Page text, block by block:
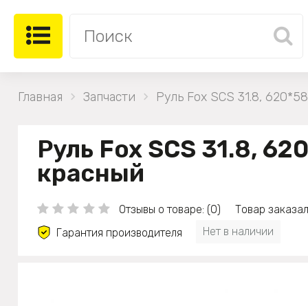
Главная Запчасти Руль Fox SCS 31.8,
Руль Fox SCS 31.8,
красный
Отзывы о товаре: (0)
Товар
Гарантия производителя
Нет в наличии